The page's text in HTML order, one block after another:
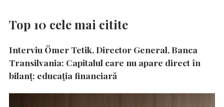
Top 10 cele mai citite
Interviu Ömer Tetik, Director General, Banca
Transilvania: Capitalul care nu apare direct în
bilanț: educația financiară